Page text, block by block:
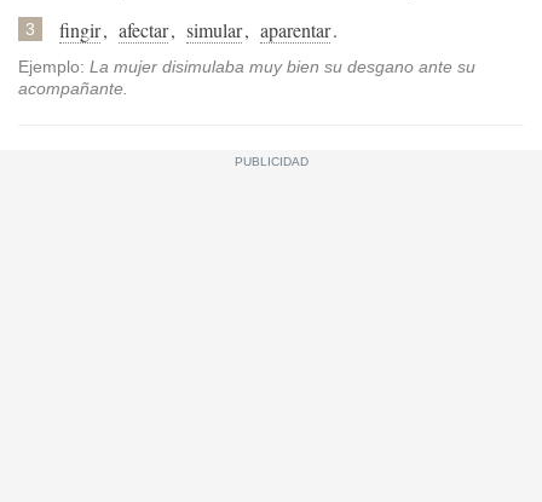
3 fingir, afectar, simular, aparentar.
Ejemplo: La mujer disimulaba muy bien su desgano ante su
acompañante.